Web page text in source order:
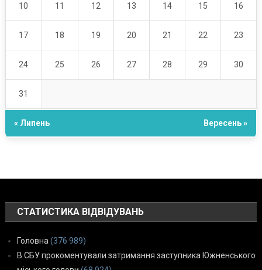
10 11 12 13 14 15 16
17 18 19 20 21 22 23
24 25 26 27 28 29 30
31
« Липень Вересень »
СТАТИСТИКА ВІДВІДУВАНЬ
Головна (376 989)
В СБУ прокоментували затримання заступника Южненського